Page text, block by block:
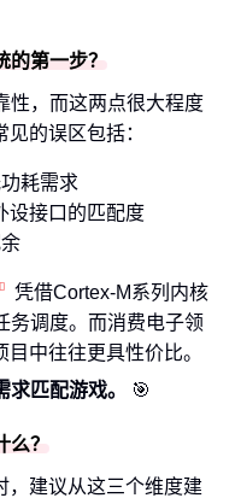
第一步？
性，而这两点很大程度
的误区包括：
耗需求
设接口的匹配度
凭借Cortex-M系列内核
务调度。而消费电子领
中往往更具性价比。
匹配游戏。
🎯
？
，建议从这三个维度建